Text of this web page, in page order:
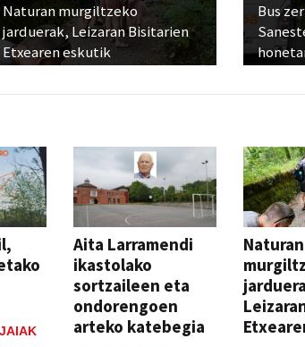
Naturan murgiltzeko
jarduerak, Leizaran Bisitarien
Etxearen eskutik
Bus
Aita Larramendi
ikastolako
sortzaileen eta
ondorengoen
arteko katebegia
Naturan